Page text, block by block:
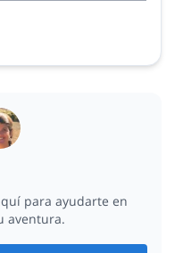
para ayudarte en
aventura.